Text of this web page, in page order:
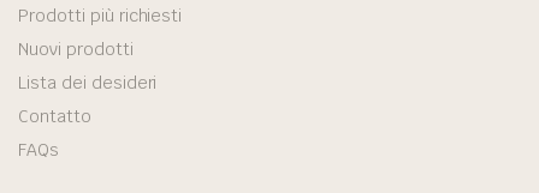
Prodotti più richiesti
Nuovi prodotti
Lista dei desideri
Contatto
FAQs